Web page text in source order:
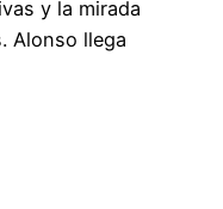
y la mirada
Alonso llega